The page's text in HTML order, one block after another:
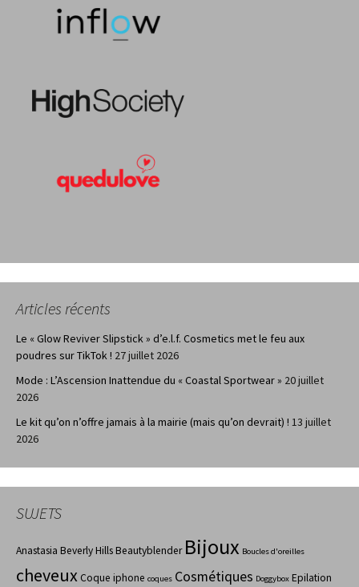
Articles récents
Le « Glow Reviver Slipstick » d’e.l.f. Cosmetics met le feu aux
poudres sur TikTok ! 27 juillet 2026
Mode : L’Ascension Inattendue du « Coastal Sportwear » 20 juillet
2026
Le kit qu’on n’offre jamais à la mairie (mais qu’on devrait) ! 13 juillet
2026
SUJETS
Anastasia Beverly HillsBeautyblender Bijoux Boucles d'oreilles
cheveuxCoque iphone coques Cosmétiques Doggybox Epilation